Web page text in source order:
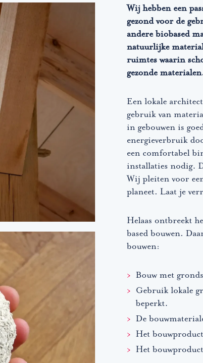
vertaling naar
van de buurt of
We
zoomen ook uit naar
buurt. We doen deze
, onze partner in
uw visie en de context
voor een eerste
basis beschikt u over
ontwerp.
Wij hebben een
gezond voor de
andere biobased
natuurlijke
ruimtes waarin
gezonde
Een lokale
gebruik van
in gebouwen is
energieverbruik
een comfortabel
installaties nodig.
Wij pleiten voor
planeet. Laat je
Helaas ontbreekt
based bouwen.
bouwen:
Bouw met
Gebruik lokale
beperkt.
De
Het
Het